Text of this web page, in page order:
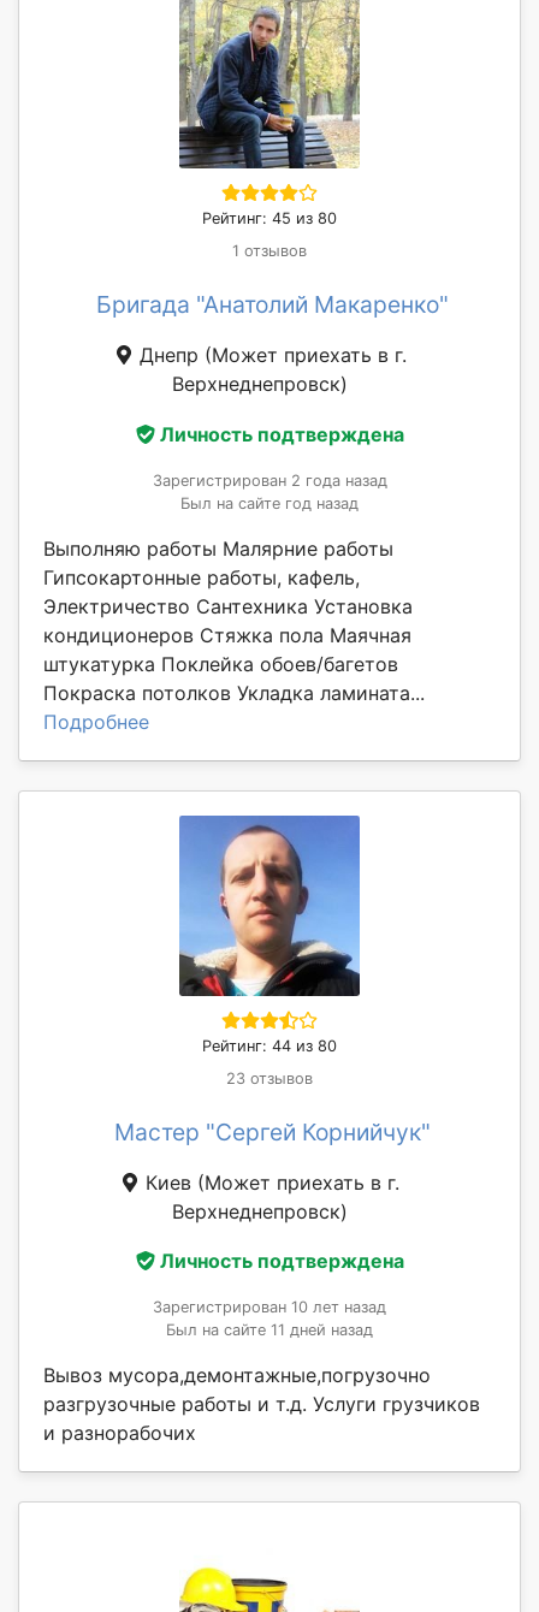
Рейтинг: 45 из 80
1 отзывов
Бригада "Анатолий Макаренко"
Днепр (Может приехать в г.
Верхнеднепровск)
Личность подтверждена
Зарегистрирован 2 года назад
Был на сайте год назад
Выполняю работы Малярние работы
Гипсокартонные работы, кафель,
Электричество Сантехника Установка
кондиционеров Стяжка пола Маячная
штукатурка Поклейка обоев/багетов
Покраска потолков Укладка ламината...
Подробнее
Рейтинг: 44 из 80
23 отзывов
Мастер "Сергей Корнийчук"
Киев (Может приехать в г.
Верхнеднепровск)
Личность подтверждена
Зарегистрирован 10 лет назад
Был на сайте 11 дней назад
Вывоз мусора,демонтажные,погрузочно
разгрузочные работы и т.д. Услуги грузчиков
и разнорабочих